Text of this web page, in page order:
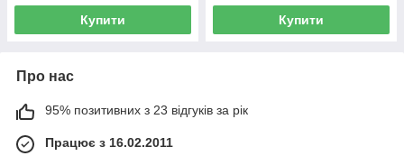
Купити Купити
Про нас
95% позитивних з 23 відгуків за рік
Працює з 16.02.2011